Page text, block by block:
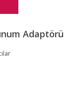
Adaptörü